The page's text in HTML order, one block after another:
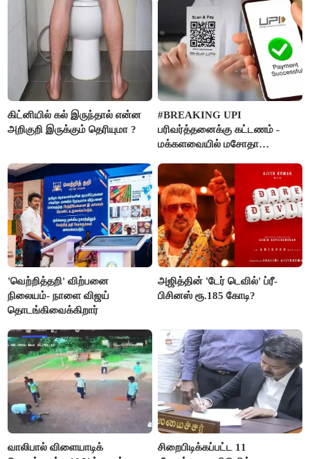
கிட்னியில் கல் இருந்தால் என்ன
அறிகுறி இருக்கும் தெரியுமா ?
#BREAKING UPI
பரிவர்த்தனைக்கு கட்டணம் -
மக்களவையில் மசோதா
'வெற்றித்தறி' விற்பனை
நிலையம்- நாளை விஜய்
தொடங்கிவைக்கிறார்
அஜித்தின் 'டேர் டெவில்' ப்ரீ-
பிசினஸ் ரூ.185 கோடி?
வாலிபால் விளையாடிக்
சிறைபிடிக்கப்பட்ட 11